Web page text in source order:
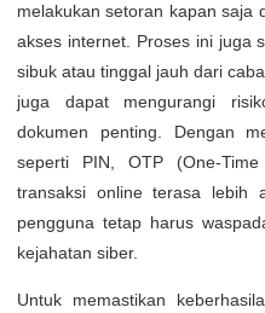
melakukan setoran kapan saja
akses internet. Proses ini juga
sibuk atau tinggal jauh dari
juga dapat mengurangi
dokumen penting. Dengan
seperti PIN, OTP (One-
transaksi online terasa lebih
pengguna tetap harus
kejahatan siber.
Untuk memastikan